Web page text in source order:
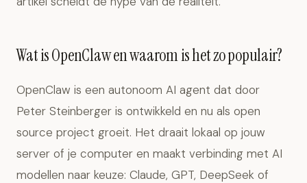
Wat is OpenClaw en waarom is het zo populair?
OpenClaw is een autonoom AI agent dat door
Peter Steinberger is ontwikkeld en nu als open
source project groeit. Het draait lokaal op jouw
server of je computer en maakt verbinding met AI
modellen naar keuze: Claude, GPT, DeepSeek of